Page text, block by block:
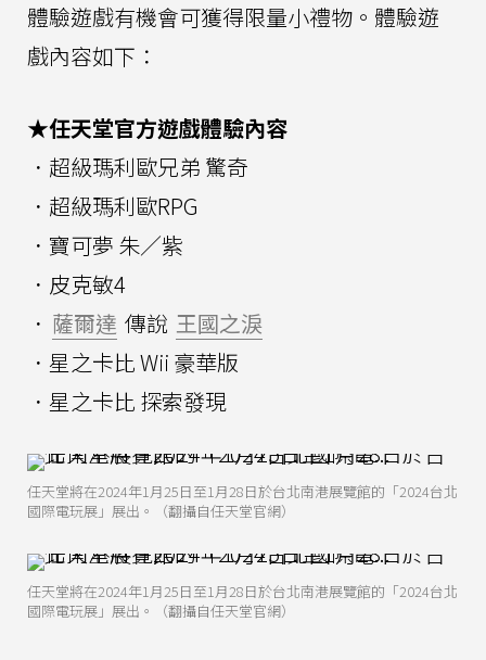
體驗遊戲有機會可獲得限量小禮物。體驗遊
戲內容如下：
★任天堂官方遊戲體驗內容
．超級瑪利歐兄弟 驚奇
．超級瑪利歐RPG
．寶可夢 朱／紫
．皮克敏4
． 薩爾達 傳說 王國之淚
．星之卡比 Wii 豪華版
．星之卡比 探索發現
任天堂將在2024年1月25日至1月28日於台北南港展覽館的「2024台北
國際電玩展」展出。（翻攝自任天堂官網）
任天堂將在2024年1月25日至1月28日於台北南港展覽館的「2024台北
國際電玩展」展出。（翻攝自任天堂官網）